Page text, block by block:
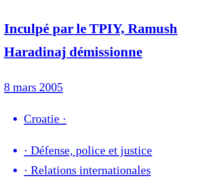
Inculpé par le TPIY, Ramush
Haradinaj démissionne
8 mars 2005
Croatie ·
· Défense, police et justice
· Relations internationales